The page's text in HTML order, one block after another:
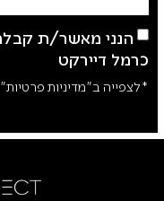
הנני מאשר/ת
כרמל דיירקט
*לצפייה ב"מדיניות